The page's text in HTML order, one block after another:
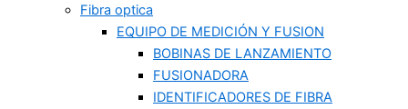
Fibra optica
EQUIPO DE MEDICIÓN Y FUSION
BOBINAS DE LANZAMIENTO
FUSIONADORA
IDENTIFICADORES DE FIBRA